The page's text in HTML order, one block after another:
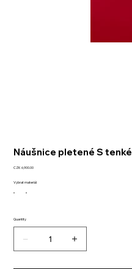
Náušnice pletené S tenké
Price
CZK 6,900.00
Vybrat materiál
Quantity